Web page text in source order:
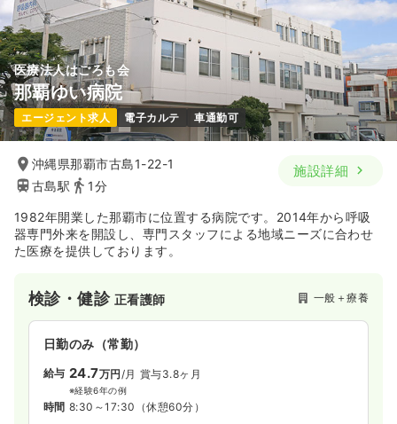
医療法人はごろも会
那覇ゆい病院
エージェント求人 電子カルテ 車通勤可
沖縄県那覇市古島1-22-1
古島駅
1分
施設詳細
1982年開業した那覇市に位置する病院です。2014年から呼吸
器専門外来を開設し、専門スタッフによる地域ニーズに合わせ
た医療を提供しております。
検診・健診 正看護師 一般＋療養
日勤のみ（常勤）
給与 24.7万円 /月 賞与3.8ヶ月
※経験6年の例
時間 8:30～17:30 （休憩60分）